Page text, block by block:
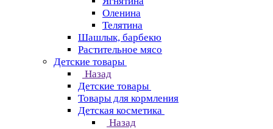
Оленина
Телятина
Шашлык, барбекю
Растительное мясо
Детские товары
Назад
Детские товары
Товары для кормления
Детская косметика
Назад